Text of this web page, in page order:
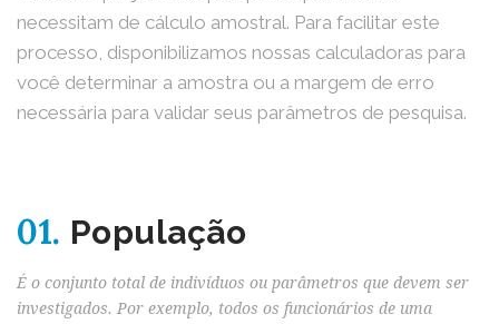
necessitam de cálculo amostral. Para facilitar este
processo, disponibilizamos nossas calculadoras para
você determinar a amostra ou a margem de erro
necessária para validar seus parâmetros de pesquisa.
01. População
É o conjunto total de indivíduos ou parâmetros que devem ser
investigados. Por exemplo, todos os funcionários de uma